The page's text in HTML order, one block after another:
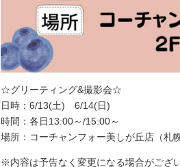
☆グリーティング&撮影会☆
日時：6/13(土) 6/14(日)
時間：各日13:00～/15:00～
場所：コーチャンフォー美しが丘店（札
※内容は予告なく変更になる場合がござい